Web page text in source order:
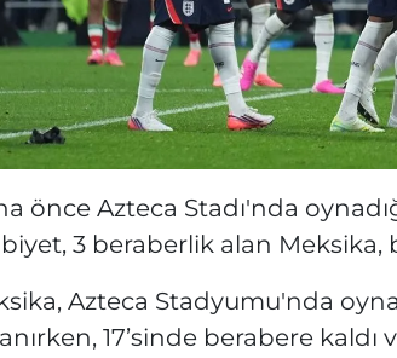
önce Azteca Stadı'nda
3 beraberlik alan
Azteca Stadyumu'nda
17’sinde berabere